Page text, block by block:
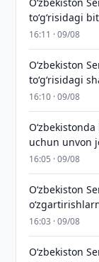
toʻgʻrisidagi
16:11 · 09/08
Oʻzbekiston
toʻgʻrisidagi
16:10 · 09/08
uchun unvon
16:05 · 09/08
Oʻzbekiston
16:03 · 09/08
Oʻzbekiston